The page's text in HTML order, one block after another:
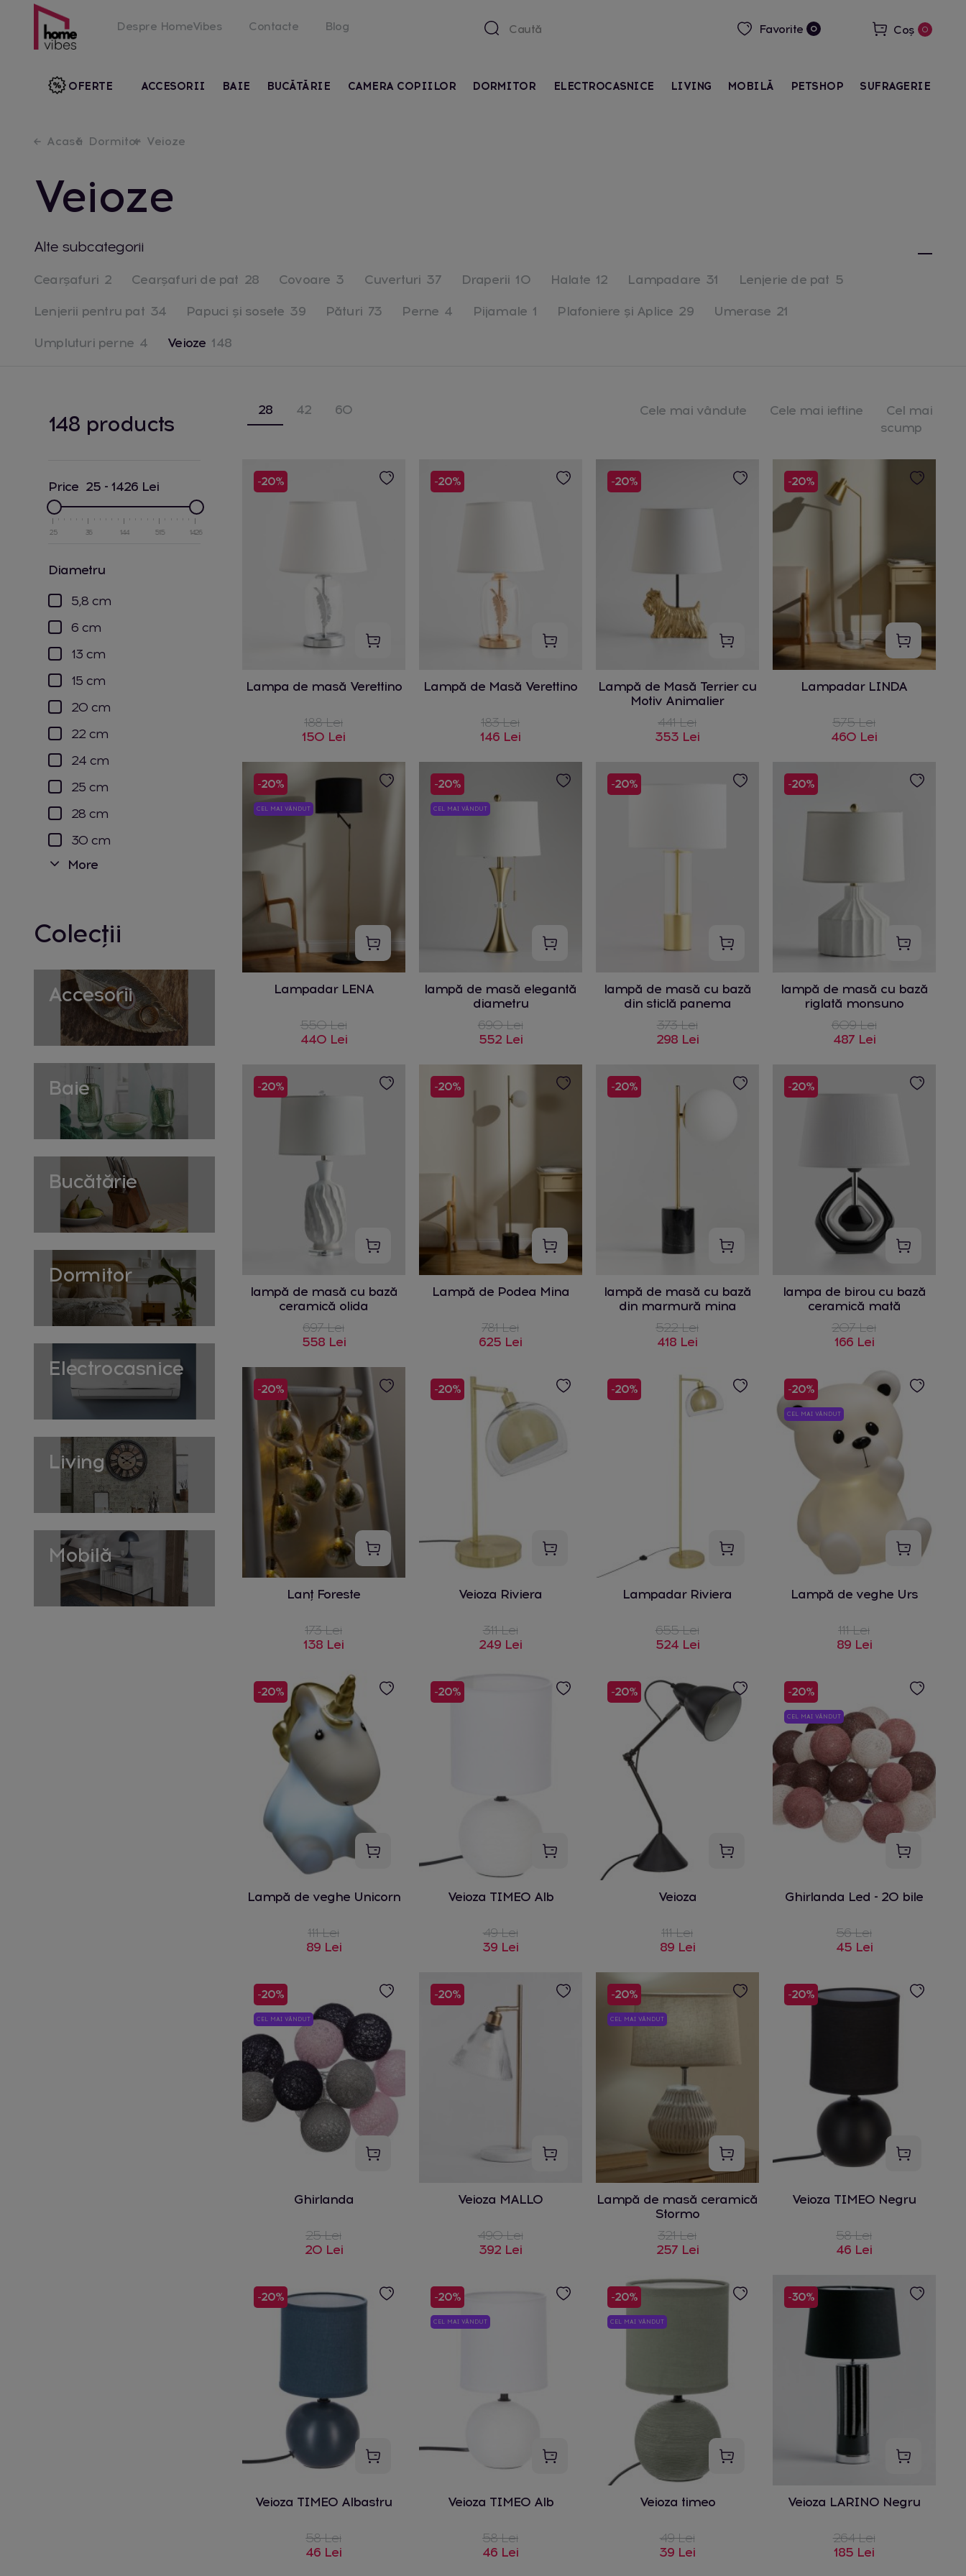
Despre HomeVibes Contacte Blog Favorite 0 Coș 0
ACCESORII BAIE BUCĂTĂRIE CAMERA COPIILOR DORMITOR ELECTROCASNICE LIVING MOBILĂ
OFERTE PETSHOP SUFRAGERIE
Acasă Dormitor Veioze
Veioze
Alte subcategorii
Cearşafuri 2 Cearșafuri de pat 28 Covoare 3 Cuverturi 37 Draperii 10 Halate 12 Lampadare 31 Lenjerie de pat 5
Lenjerii pentru pat 34 Papuci și sosete 39 Pături 73 Perne 4 Pijamale 1 Plafoniere și Aplice 29 Umerase 21
Umpluturi perne 4 Veioze 148
148 products
Price 25 - 1426 Lei
25 36 144 515 1426
diametru
5,8 cm
6 cm
13 cm
15 cm
20 cm
22 cm
24 cm
25 cm
28 cm
30 cm
More
Colecții
Accesorii
Baie
Bucătărie
Dormitor
Electrocasnice
Living
Mobilă
28 42 60 Cele mai vândute Cele mai ieftine
Cel mai
scump
-20%
Lampa de masă Verettino
188 Lei
150 Lei
-20%
Lampă de Masă Verettino
183 Lei
146 Lei
-20%
Lampă de Masă Terrier cu
Motiv Animalier
441 Lei
353 Lei
-20%
Lampadar LINDA
575 Lei
460 Lei
-20%
CEL MAI VÂNDUT
Lampadar LENA
550 Lei
440 Lei
-20%
CEL MAI VÂNDUT
lampă de masă elegantă
diametru
690 Lei
552 Lei
-20%
lampă de masă cu bază
din sticlă panema
373 Lei
298 Lei
-20%
lampă de masă cu bază
riglată monsuno
609 Lei
487 Lei
-20%
lampă de masă cu bază
ceramică olida
697 Lei
558 Lei
-20%
Lampă de Podea Mina
781 Lei
625 Lei
-20%
lampă de masă cu bază
din marmură mina
522 Lei
418 Lei
-20%
lampa de birou cu bază
ceramică mată
207 Lei
166 Lei
-20%
Lanț Foreste
173 Lei
138 Lei
-20%
Veioza Riviera
311 Lei
249 Lei
-20%
Lampadar Riviera
655 Lei
524 Lei
-20%
CEL MAI VÂNDUT
Lampă de veghe Urs
111 Lei
89 Lei
-20%
Lampă de veghe Unicorn
111 Lei
89 Lei
-20%
Veioza TIMEO Alb
49 Lei
39 Lei
-20%
Veioza
111 Lei
89 Lei
-20%
CEL MAI VÂNDUT
Ghirlanda Led - 20 bile
56 Lei
45 Lei
-20%
CEL MAI VÂNDUT
Ghirlanda
25 Lei
20 Lei
-20%
Veioza MALLO
490 Lei
392 Lei
-20%
CEL MAI VÂNDUT
Lampă de masă ceramică
Stormo
321 Lei
257 Lei
-20%
Veioza TIMEO Negru
58 Lei
46 Lei
-20%
Veioza TIMEO Albastru
58 Lei
46 Lei
-20%
CEL MAI VÂNDUT
Veioza TIMEO Alb
58 Lei
46 Lei
-20%
CEL MAI VÂNDUT
Veioza timeo
49 Lei
39 Lei
-30%
Veioza LARINO Negru
264 Lei
185 Lei